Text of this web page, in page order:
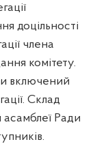
доцільності
члена
комітету.
включений
Склад
асамблеї Ради